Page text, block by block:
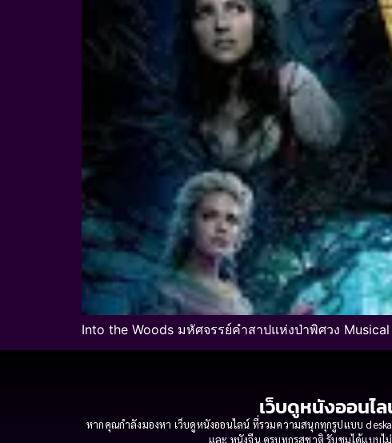
Into the Woods มหัศจรรย์คำสาปแห่งป่าพิศวง
เว็บดูหนังออนไ
หากคุณกำลังมองหา เว็บดูหนังออนไลน์ ที่รวมความสนุกทุกรูปแบบ
และ หนังจีน ครบทุกรสชาติ รับชมได้แบบไ